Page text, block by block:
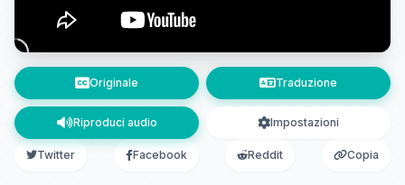
Originale Traduzione
Riproduci audio Impostazioni
Twitter Facebook Reddit Copia